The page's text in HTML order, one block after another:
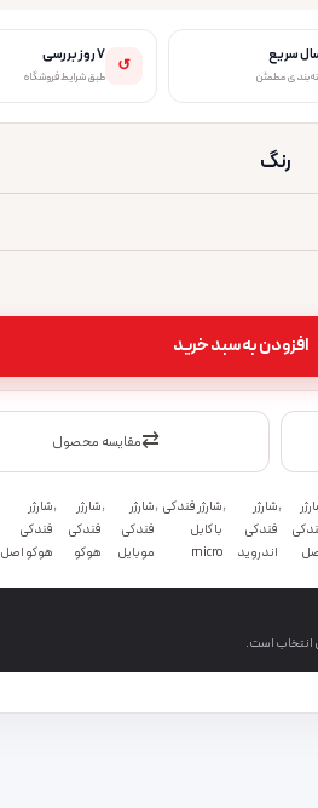
سریع
مطمئن
↺ ۷ روز بررسی
طبق شرایط فروشگاه
رنگ
افزودن به سبد خرید
⇄مقایسه محصول
,شارژر
فندکی
اندروید
,شارژر فندکی
با کابل
micro
,شارژر
فندکی
موبایل
,شارژر
فندکی
هوکو
,شارژر
فندکی
هوکو اصل
انتخاب است.